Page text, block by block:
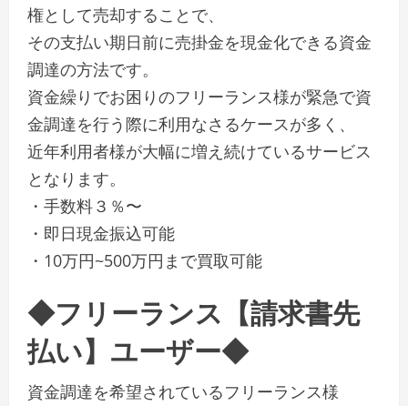
権として売却することで、
その支払い期日前に売掛金を現金化できる資金
調達の方法です。
資金繰りでお困りのフリーランス様が緊急で資
金調達を行う際に利用なさるケースが多く、
近年利用者様が大幅に増え続けているサービス
となります。
・手数料３％〜
・即日現金振込可能
・10万円~500万円まで買取可能
◆フリーランス【請求書先
払い】ユーザー◆
資金調達を希望されているフリーランス様